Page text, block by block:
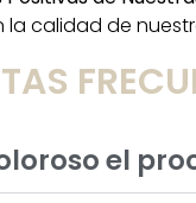
la calidad de
el